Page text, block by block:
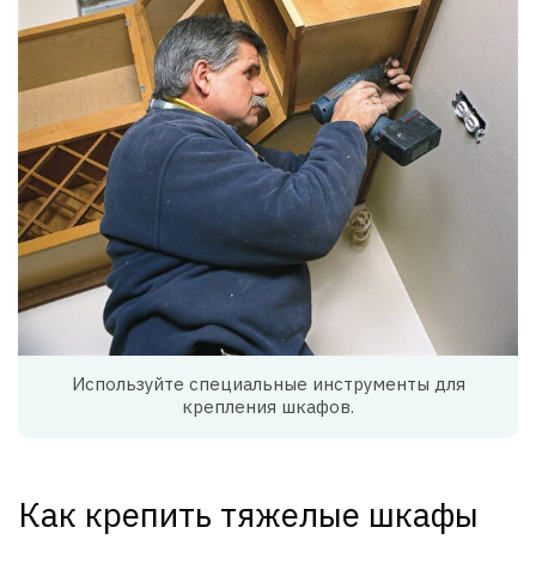
Используйте специальные инструменты для
крепления шкафов.
Как крепить тяжелые шкафы